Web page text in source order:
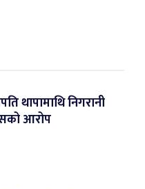
थापामाथि निगरानी
आरोप